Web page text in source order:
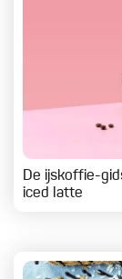
De ijskoffie-
iced latte